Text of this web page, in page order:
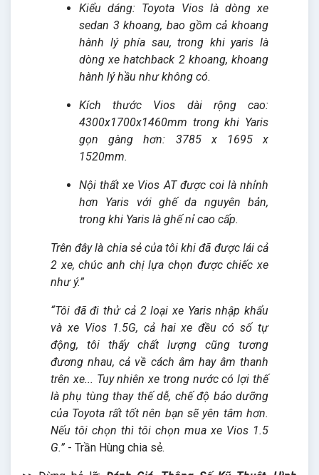
Kiểu dáng: Toyota Vios là dòng xe
sedan 3 khoang, bao gồm cả khoang
hành lý phía sau, trong khi yaris là
dòng xe hatchback 2 khoang, khoang
hành lý hầu như không có.
Kích thước Vios dài rộng cao:
4300x1700x1460mm trong khi Yaris
gọn gàng hơn: 3785 x 1695 x
1520mm.
Nội thất xe Vios AT được coi là nhỉnh
hơn Yaris với ghế da nguyên bản,
trong khi Yaris là ghế nỉ cao cấp.
Trên đây là chia sẻ của tôi khi đã được lái cả
2 xe, chúc anh chị lựa chọn được chiếc xe
như ý.”
“Tôi đã đi thử cả 2 loại xe Yaris nhập khẩu
và xe Vios 1.5G, cả hai xe đều có số tự
động, tôi thấy chất lượng cũng tương
đương nhau, cả về cách âm hay âm thanh
trên xe... Tuy nhiên xe trong nước có lợi thế
là phụ tùng thay thế dễ, chế độ bảo dưỡng
của Toyota rất tốt nên bạn sẽ yên tâm hơn.
Nếu tôi chọn thì tôi chọn mua xe Vios 1.5
G.” - Trần Hùng chia sẻ.